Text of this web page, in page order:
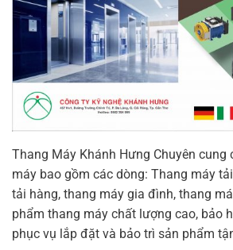
Thang Máy Khánh Hưng Chuyên
máy bao gồm các dòng: Thang máy
tải hàng, thang máy gia đình, thang
phẩm thang máy chất lượng cao, bảo
phục vụ lắp đặt và bảo trì sản phẩm